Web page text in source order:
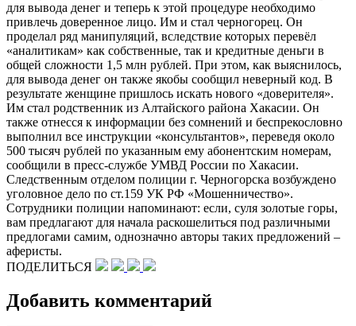
для вывода денег и теперь к этой процедуре необходимо
привлечь доверенное лицо. Им и стал черногорец. Он
проделал ряд манипуляций, вследствие которых перевёл
«аналитикам» как собственные, так и кредитные деньги в
общей сложности 1,5 млн рублей. При этом, как выяснилось,
для вывода денег он также якобы сообщил неверный код. В
результате женщине пришлось искать нового «доверителя».
Им стал родственник из Алтайского района Хакасии. Он
также отнесся к информации без сомнений и беспрекословно
выполнил все инструкции «консультантов», переведя около
500 тысяч рублей по указанным ему абонентским номерам,
сообщили в пресс-службе УМВД России по Хакасии.
Следственным отделом полиции г. Черногорска возбуждено
уголовное дело по ст.159 УК РФ «Мошенничество».
Сотрудники полиции напоминают: если, суля золотые горы,
вам предлагают для начала раскошелиться под различными
предлогами самим, однозначно авторы таких предложений –
аферисты.
ПОДЕЛИТЬСЯ
Добавить комментарий